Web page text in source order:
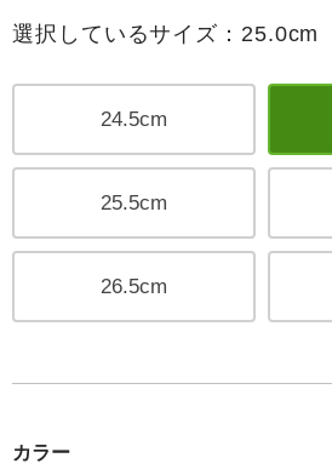
選択しているサイズ：25.0cm
24.5cm
25.5cm
26.5cm
カラー